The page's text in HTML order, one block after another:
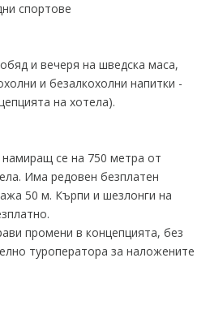
спортове
обяд и вечеря на шведска маса,
и безалкохолни напитки -
на хотела).
се на 750 метра от
Има редовен безплатен
50 м. Кърпи и шезлонги на
промени в концепцията, без
туроператора за наложените